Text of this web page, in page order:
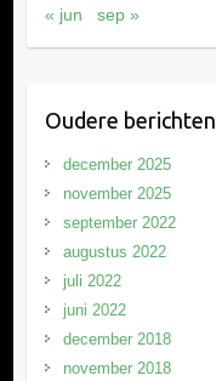
« jun
sep »
Oudere berichten
december 2025
november 2025
september 2022
augustus 2022
juli 2022
juni 2022
december 2018
november 2018